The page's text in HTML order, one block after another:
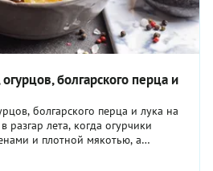
болгарского перца и
болгарского перца и лука на
разгар лета, когда огурчики
и плотной мякотью, а
и ароматные. Все овощи для